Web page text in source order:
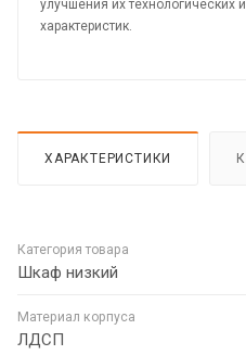
улучшения их технологических
характеристик.
ХАРАКТЕРИСТИКИ
Категория товара
Шкаф низкий
Материал корпуса
ЛДСП